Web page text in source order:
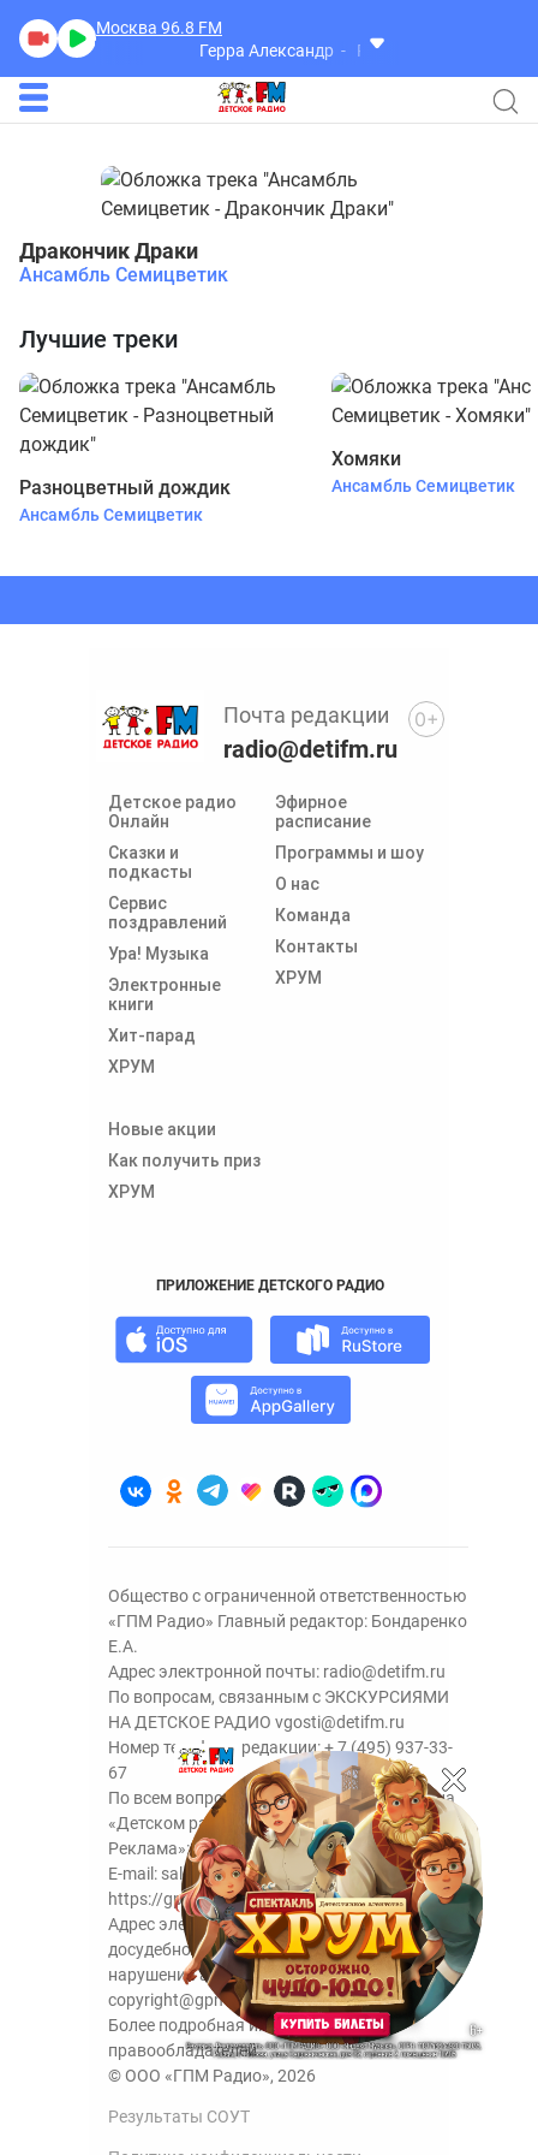
Москва 96.8 FM
Герра Александр
Разговоры
Дракончик Драки
Ансамбль Семицветик
Лучшие треки
Разноцветный дождик
Ансамбль Семицветик
Хомяки
Ансамбль Семицветик
Детское радио
Онлайн
Сказки и
подкасты
Сервис
поздравлений
Ура! Музыка
Электронные
книги
Хит-парад
ХРУМ
Эфирное
расписание
Программы и шоу
О нас
Команда
Контакты
ХРУМ
Новые акции
Как получить приз
ХРУМ
Почта редакции
radio@detifm.ru
ПРИЛОЖЕНИЕ ДЕТСКОГО РАДИО
0+
Общество с ограниченной ответственностью
«ГПМ Радио» Главный редактор: Бондаренко
Е.А.
Адрес электронной почты: radio@detifm.ru
По вопросам, связанным с ЭКСКУРСИЯМИ
НА ДЕТСКОЕ РАДИО vgosti@detifm.ru
Номер телефона редакции:+ 7 (495) 937-33-
67
По всем вопросам размещения рекламы на
«Детском радио» - сейлз-хаус «ГПМ
Реклама»:+7 (495) 921-40-41
E-mail: sales@gazprom-media.ru
https://gpmsaleshouse.ru/
Адрес электронной почты для отправления
досудебной претензии по вопросам
нарушения авторских и смежных прав:
copyright@gpmradio.ru
Более подробная информация для
правообладателей.
© ООО «ГПМ Радио», 2026
Результаты СОУТ